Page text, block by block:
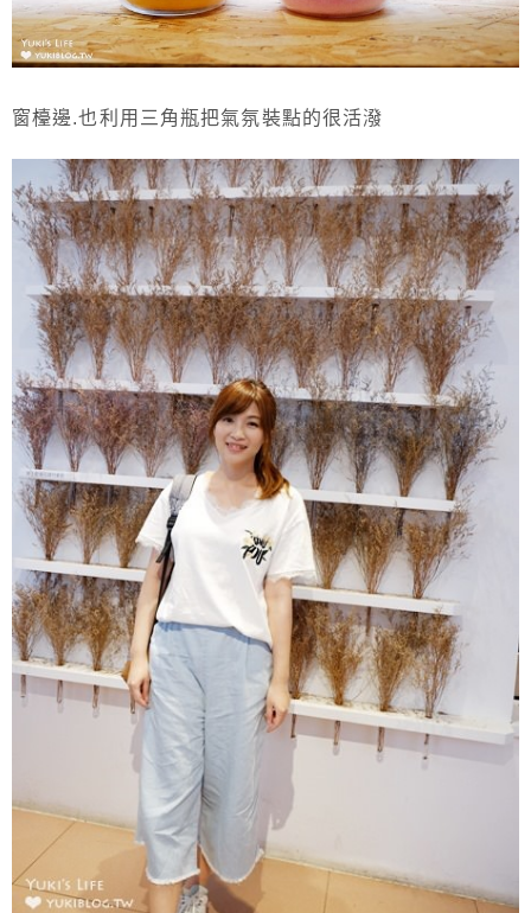
窗檯邊.也利用三角瓶把氣氛裝點的很活潑